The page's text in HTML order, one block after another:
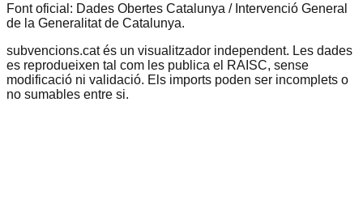
Font oficial: Dades Obertes Catalunya / Intervenció General
de la Generalitat de Catalunya.
subvencions.cat és un visualitzador independent. Les dades
es reprodueixen tal com les publica el RAISC, sense
modificació ni validació. Els imports poden ser incomplets o
no sumables entre si.